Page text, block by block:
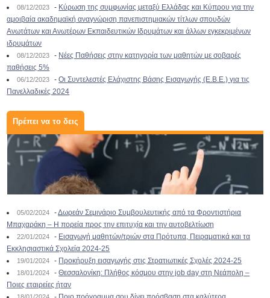
08/12/2023 - Κύρωση της συμφωνίας μεταξύ Ελλάδας και Κύπρου για την
αμοιβαία ακαδημαϊκή αναγνώριση πανεπιστημιακών τίτλων σπουδών
Ανωτάτων και Ανωτέρων Εκπαιδευτικών Ιδρυμάτων και άλλων εγκεκριμένων
ιδρυμάτων
08/12/2023 - Νέες Παθήσεις στην κατηγορία των μαθητών με σοβαρές
παθήσεις 5%
06/12/2023 -Οι Συντελεστές Ελάχιστης Βάσης Εισαγωγής (Ε.Β.Ε.) για τις
Πανελλαδικές 2024
Πρέπει να το δεις
05/02/2024 -Δωρεάν Σεμινάριο Συμβουλευτικής από τα Φροντιστήρια
Μπαχαράκη – Η πορεία προς την επιτυχία και την αυτοβελτίωση
22/01/2024 - Εισαγωγή μαθητών/τριών στα Πρότυπα, Πειραματικά και τα
Εκκλησιαστικά Σχολεία 2024-25
19/01/2024 - Προκήρυξη εισαγωγής στις Στρατιωτικές Σχολές 2024-25
18/01/2024 -Θεσσαλονίκη: Πλήθος κόσμου στην job day στη Νεάπολη –
Ποιες εταιρείες ήταν